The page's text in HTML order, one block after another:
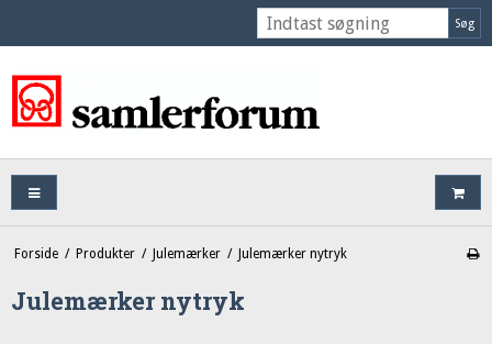
Søg
Forside / Produkter / Julemærker / Julemærker nytryk
Julemærker nytryk